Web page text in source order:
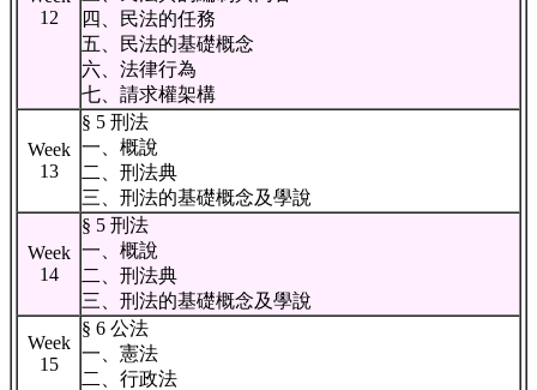
12
四、民法的任務
五、民法的基礎概念
六、法律行為
七、請求權架構
Week
13
§ 5 刑法
一、概說
二、刑法典
三、刑法的基礎概念及學說
Week
14
§ 5 刑法
一、概說
二、刑法典
三、刑法的基礎概念及學說
Week
15
§ 6 公法
一、憲法
二、行政法